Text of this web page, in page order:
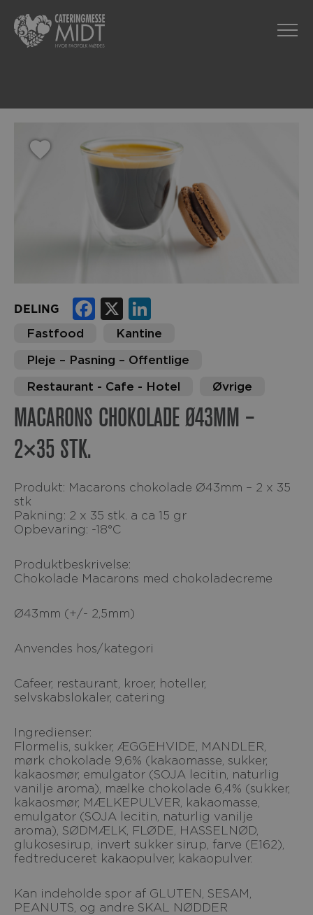
Fastfood
Kantine
Pleje – Pasning – Offentlige
Restaurant - Cafe - Hotel
Øvrige
DELING Facebook
X
MACARONS CHOKOLADE Ø43MM –
2×35 STK.
Produkt: Macarons chokolade Ø43mm – 2 x 35
stk
Pakning: 2 x 35 stk. a ca 15 gr
Opbevaring: -18°C
Produktbeskrivelse:
Chokolade Macarons med chokoladecreme
Ø43mm (+/- 2,5mm)
Anvendes hos/kategori
Cafeer, restaurant, kroer, hoteller,
selvskabslokaler, catering
Ingredienser:
Flormelis, sukker, ÆGGEHVIDE, MANDLER,
mørk chokolade 9,6% (kakaomasse, sukker,
kakaosmør, emulgator (SOJA lecitin, naturlig
vanilje aroma), mælke chokolade 6,4% (sukker,
kakaosmør, MÆLKEPULVER, kakaomasse,
emulgator (SOJA lecitin, naturlig vanilje
aroma), SØDMÆLK, FLØDE, HASSELNØD,
glukosesirup, invert sukker sirup, farve (E162),
fedtreduceret kakaopulver, kakaopulver.
Kan indeholde spor af GLUTEN, SESAM,
PEANUTS, og andre SKAL NØDDER